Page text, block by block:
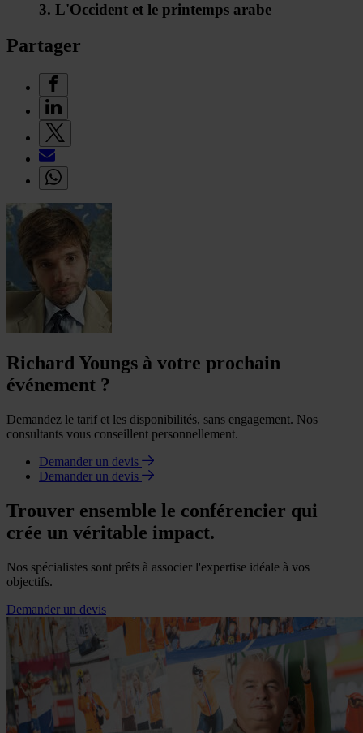
3. L'Occident et le printemps arabe
Partager
Richard Youngs à votre prochain
événement ?
Demandez le tarif et les disponibilités, sans engagement. Nos
consultants vous conseillent personnellement.
Demander un devis
Demander un devis
Trouver ensemble le conférencier qui
crée un véritable impact.
Nos spécialistes sont prêts à associer l'expertise idéale à vos
objectifs.
Demander un devis